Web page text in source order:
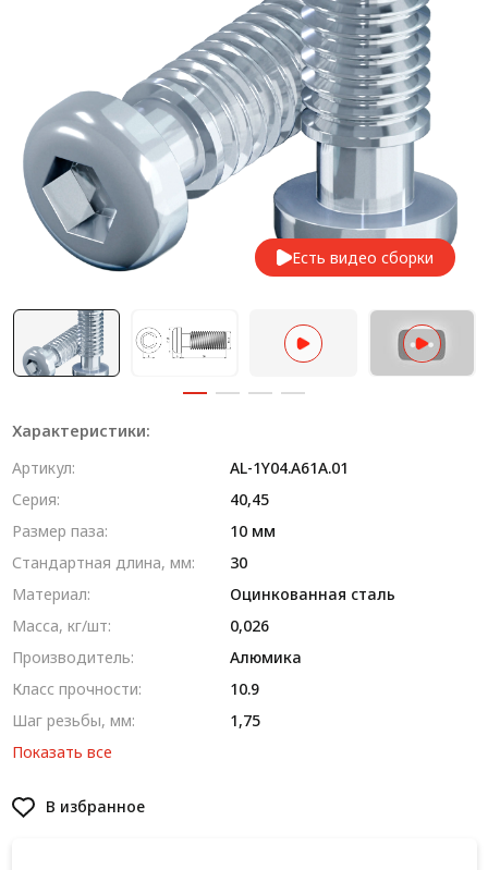
Алюминиевые промышленные ограждения
Алюминиевая промышленная мебель
Крейты и кассеты Subrack systems
Профиль строительного назначения
Радиаторный алюминиевый профиль NEW!
Лист алюминиевый
Метрический крепеж
Конструкции из профиля
Есть видео сборки
Характеристики:
Артикул:
AL-1Y04.A61A.01
Серия:
40,45
Размер паза:
10 мм
Стандартная длина, мм:
30
Материал:
Оцинкованная сталь
Масса, кг/шт:
0,026
Производитель:
Алюмика
Класс прочности:
10.9
Шаг резьбы, мм:
1,75
Показать все
В избранное